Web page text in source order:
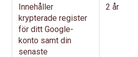
Innehåller
krypterade register
för ditt Google-
konto samt din
senaste
2 år